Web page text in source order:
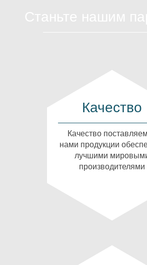
Качество
Качество
нами продукции
лучшими
производителями